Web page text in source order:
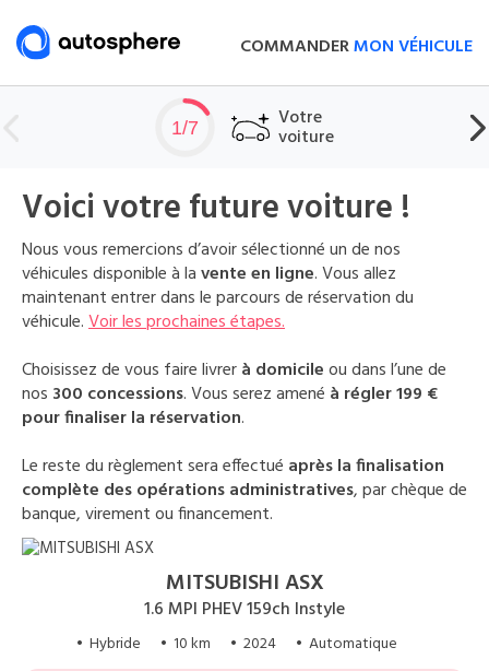
COMMANDERMON VÉHICULE
1/7 Votre
voiture
Voici votre future voiture !
Nous vous remercions d’avoir sélectionné un de nos
véhicules disponible à lavente en ligne. Vous allez
maintenant entrer dans le parcours de réservation du
véhicule.Voir les prochaines étapes.
Choisissez de vous faire livrerà domicileou dans l’une de
nos 300 concessions. Vous serez amené à régler 199 €
pour finaliser la réservation.
Le reste du règlement sera effectué après la finalisation
complète des opérations administratives, par chèque de
banque, virement ou financement.
MITSUBISHI ASX
1.6 MPI PHEV 159ch Instyle
• Hybride • 10 km • 2024
• Automatique